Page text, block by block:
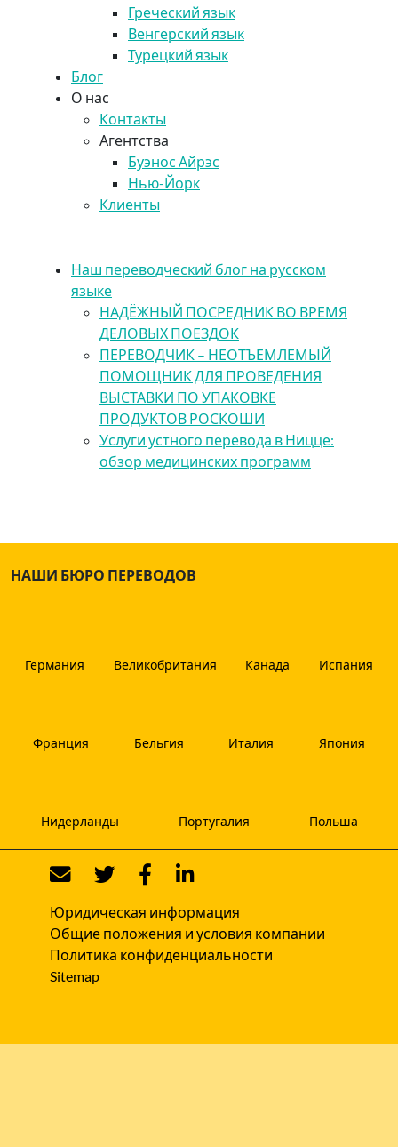
Греческий язык
Венгерский язык
Турецкий язык
Блог
О нас
Контакты
Агентства
Буэнос Айрэс
Нью-Йорк
Клиенты
Наш переводческий блог на русском
языке
НАДЁЖНЫЙ ПОСРЕДНИК ВО ВРЕМЯ
ДЕЛОВЫХ ПОЕЗДОК
ПЕРЕВОДЧИК – НЕОТЪЕМЛЕМЫЙ
ПОМОЩНИК ДЛЯ ПРОВЕДЕНИЯ
ВЫСТАВКИ ПО УПАКОВКЕ
ПРОДУКТОВ РОСКОШИ
Услуги устного перевода в Ницце:
обзор медицинских программ
НАШИ БЮРО ПЕРЕВОДОВ
Германия Великобритания Канада Испания
Франция Бельгия Италия Япония
Нидерланды Португалия Польша
Юридическая информация
Общие положения и условия компании
Политика конфиденциальности
Sitemap